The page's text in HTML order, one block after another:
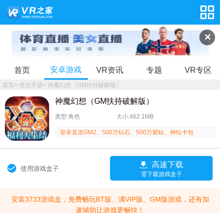
✕
首页 安卓游戏 VR资讯 专题 VR专区
首页> 变态手游> 神魔幻想（GM扶持破解版）
神魔幻想（GM扶持破解版）
类型:角色 大小:462.1MB
登录直送GM2、500万钻石、500万紫钻、神钻卡包
使用游戏盒子 高速下载
需下载游戏盒子
安装3733游戏盒，免费畅玩BT版、满VIP版、GM版游戏，还有加
速辅助让游戏更畅快！